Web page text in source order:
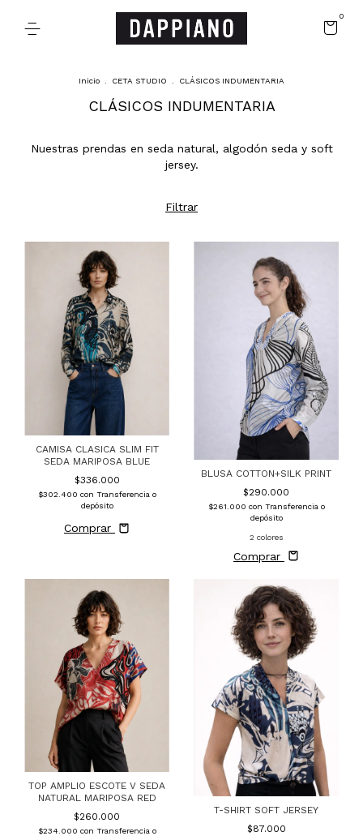
0
Inicio CETA STUDIO CLÁSICOS INDUMENTARIA
CLÁSICOS INDUMENTARIA
Nuestras prendas en seda natural, algodón seda y soft
jersey.
Filtrar
CAMISA CLASICA SLIM FIT
SEDA MARIPOSA BLUE
$336.000
$302.400 con Transferencia o
depósito
Comprar
BLUSA COTTON+SILK PRINT
$290.000
$261.000 con Transferencia o
depósito
2 colores
Comprar
TOP AMPLIO ESCOTE V SEDA
NATURAL MARIPOSA RED
$260.000
$234.000 con Transferencia o
T-SHIRT SOFT JERSEY
$87.000